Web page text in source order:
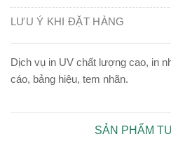
LƯU Ý KHI ĐẶT HÀNG
Dịch vụ in UV chất lượng cao, in
cáo, bảng hiệu, tem nhãn.
SẢN PHẨM